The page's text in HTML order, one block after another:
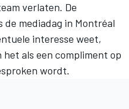
verlaten. De
mediadag in Montréal
interesse weet,
als een compliment op
wordt.